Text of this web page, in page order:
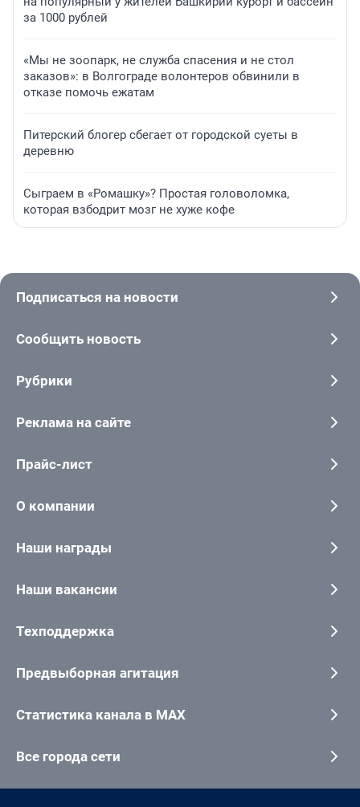
за 1000 рублей
«Мы не зоопарк, не служба спасения и не стол
заказов»: в Волгограде волонтеров обвинили в
отказе помочь ежатам
Питерский блогер сбегает от городской суеты в
деревню
Сыграем в «Ромашку»? Простая головоломка,
которая взбодрит мозг не хуже кофе
Подписаться на новости
Сообщить новость
Рубрики
Реклама на сайте
Прайс-лист
О компании
Наши награды
Наши вакансии
Техподдержка
Предвыборная агитация
Статистика канала в MAX
Все города сети